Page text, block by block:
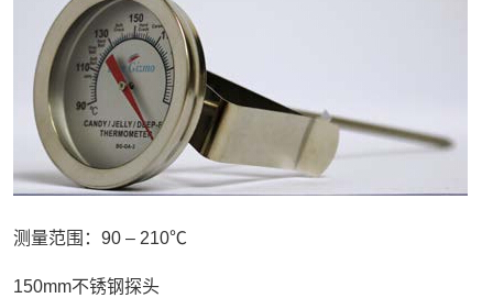
测量范围：90 – 210℃
150mm不锈钢探头